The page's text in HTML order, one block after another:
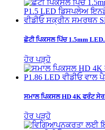
ਛੋਟੀ ਪਿਕਸਲ ਪਿੱਚ 1.5mm
ਹੋਰ ਪੜ੍ਹੋ
ਸਮਾਲ ਪਿਕਸਲ HD 4K ਫਰੰਟ
ਹੋਰ ਪੜ੍ਹੋ